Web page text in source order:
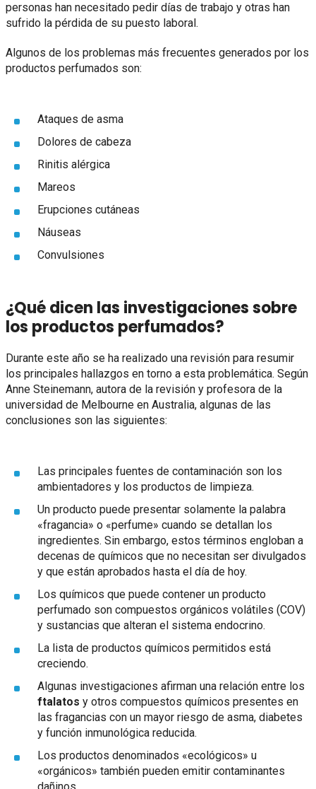
personas han necesitado pedir días de trabajo y otras han
sufrido la pérdida de su puesto laboral.
Algunos de los problemas más frecuentes generados por los
productos perfumados son:
Ataques de asma
Dolores de cabeza
Rinitis alérgica
Mareos
Erupciones cutáneas
Náuseas
Convulsiones
¿Qué dicen las investigaciones sobre
los productos perfumados?
Durante este año se ha realizado una revisión para resumir
los principales hallazgos en torno a esta problemática. Según
Anne Steinemann, autora de la revisión y profesora de la
universidad de Melbourne en Australia, algunas de las
conclusiones son las siguientes:
Las principales fuentes de contaminación son los
ambientadores y los productos de limpieza.
Un producto puede presentar solamente la palabra
«fragancia» o «perfume» cuando se detallan los
ingredientes. Sin embargo, estos términos engloban a
decenas de químicos que no necesitan ser divulgados
y que están aprobados hasta el día de hoy.
Los químicos que puede contener un producto
perfumado son compuestos orgánicos volátiles (COV)
y sustancias que alteran el sistema endocrino.
La lista de productos químicos permitidos está
creciendo.
Algunas investigaciones afirman una relación entre los
ftalatos y otros compuestos químicos presentes en
las fragancias con un mayor riesgo de asma, diabetes
y función inmunológica reducida.
Los productos denominados «ecológicos» u
«orgánicos» también pueden emitir contaminantes